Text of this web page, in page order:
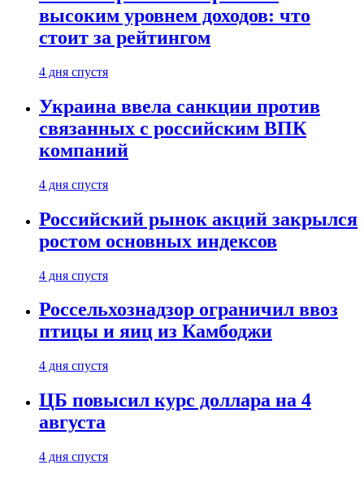
высоким уровнем доходов: что
стоит за рейтингом
4 дня спустя
Украина ввела санкции против
связанных с российским ВПК
компаний
4 дня спустя
Российский рынок акций закрылся
ростом основных индексов
4 дня спустя
Россельхознадзор ограничил ввоз
птицы и яиц из Камбоджи
4 дня спустя
ЦБ повысил курс доллара на 4
августа
4 дня спустя